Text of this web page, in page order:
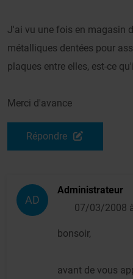
J'ai vu une fois en magasin
métalliques dentées pour
plaques entre elles, est-ce
Merci d'avance
Répondre
AD
Administrateur
07/03/2008
bonsoir,
avant de vous